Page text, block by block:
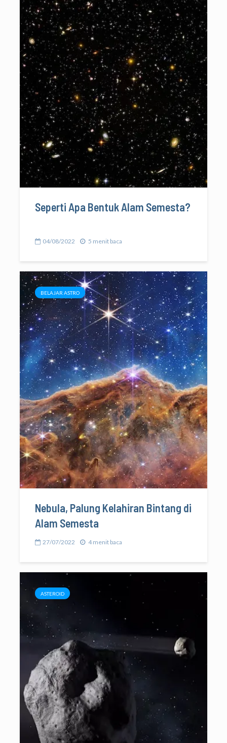
Seperti Apa Bentuk Alam Semesta?
04/08/2022 5 menit baca
BELAJAR ASTRO
Nebula, Palung Kelahiran Bintang di
Alam Semesta
27/07/2022 4 menit baca
ASTEROID